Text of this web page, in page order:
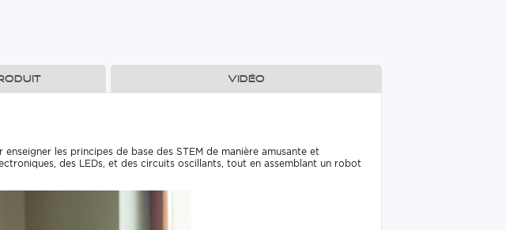
Vidéo
les principes de base des STEM de manière amusante et
des LEDs, et des circuits oscillants, tout en assemblant un robot